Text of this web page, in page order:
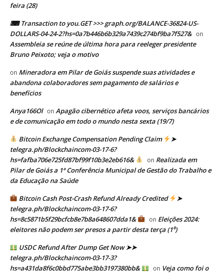
feira (28)
⌨ Transaction to you.GET >>> graph.org/BALANCE-36824-US-
DOLLARS-04-24-2?hs=0a7b446b6b329a7439c274bf9ba7f527& on
Assembleia se reúne de última hora para reeleger presidente
Bruno Peixoto; veja o motivo
on Mineradora em Pilar de Goiás suspende suas atividades e
abandona colaboradores sem pagamento de salários e
benefícios
Anya166Ol on Apagão cibernético afeta voos, serviços bancários
e de comunicação em todo o mundo nesta sexta (19/7)
Bitcoin Exchange Compensation Pending Claim
➤
telegra.ph/Blockchaincom-03-17-6?
hs=fafba706e725fd87bf99f10b3e2eb616&
on Realizada em
Pilar de Goiás a 1ª Conferência Municipal de Gestão do Trabalho e
da Educação na Saúde
Bitcoin Cash Post-Crash Refund Already Credited
➤
telegra.ph/Blockchaincom-03-17-6?
hs=8c5871b5f29bcfcb8e7b8a648607dda1&
on Eleições 2024:
eleitores não podem ser presos a partir desta terça (1⁰)
USDC Refund After Dump Get Now ➤➤
telegra.ph/Blockchaincom-03-17-3?
hs=a431da8f6c0bbd775abe3bb3197380bb&
on Veja como foi o